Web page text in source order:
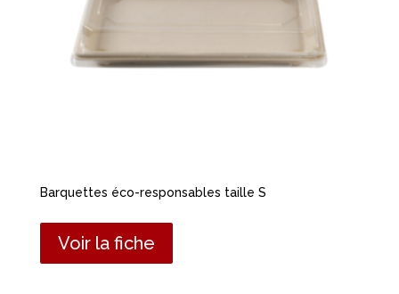
Barquettes éco-responsables taille S
Voir la fiche